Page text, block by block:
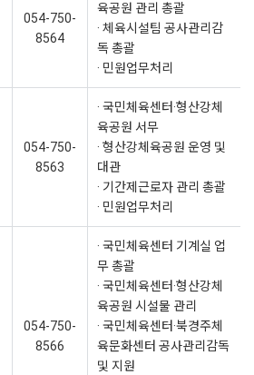
054-750-
8564
육공원 관리 총괄
· 체육시설팀 공사관리감
독 총괄
· 민원업무처리
054-750-
8563
· 국민체육센터·형산강체
육공원 서무
· 형산강체육공원 운영 및
대관
· 기간제근로자 관리 총괄
· 민원업무처리
054-750-
8566
· 국민체육센터 기계실 업
무 총괄
· 국민체육센터·형산강체
육공원 시설물 관리
· 국민체육센터·북경주체
육문화센터 공사관리감독
및 지원